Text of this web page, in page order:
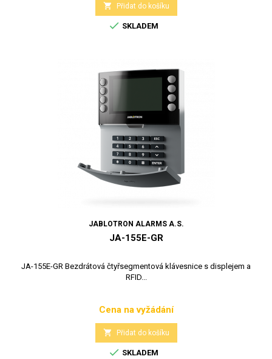
 Přidat do košíku
 SKLADEM
JABLOTRON ALARMS A.S.
JA-155E-GR
JA-155E-GR Bezdrátová čtyřsegmentová klávesnice s displejem a
RFID...
Cena
Cena na vyžádání
 Přidat do košíku
 SKLADEM